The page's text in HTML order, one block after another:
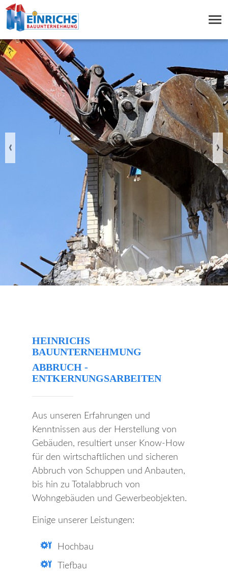
HEINRICHS
BAUUNTERNEHMUNG
ABBRUCH -
ENTKERNUNGSARBEITEN
Aus unseren Erfahrungen und
Kenntnissen aus der Herstellung von
Gebäuden, resultiert unser Know-How
für den wirtschaftlichen und sicheren
Abbruch von Schuppen und Anbauten,
bis hin zu Totalabbruch von
Wohngebäuden und Gewerbeobjekten.
Einige unserer Leistungen:
Hochbau
Tiefbau